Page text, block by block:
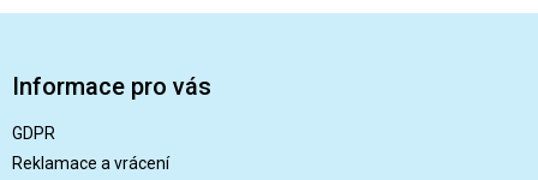
Informace pro vás
GDPR
Reklamace a vrácení